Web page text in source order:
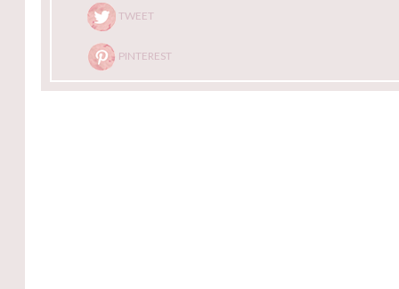
TWEET
PINTEREST